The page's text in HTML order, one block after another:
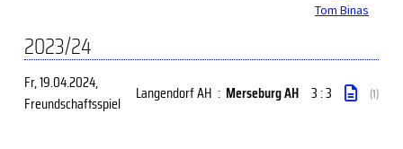
Tom Binas
2023/24
Fr, 19.04.2024,
Freundschaftsspiel
Langendorf AH : Merseburg AH 3 : 3 (1)